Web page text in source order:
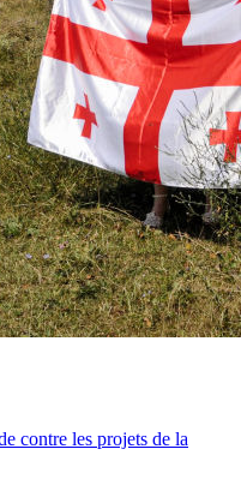
contre les projets de la